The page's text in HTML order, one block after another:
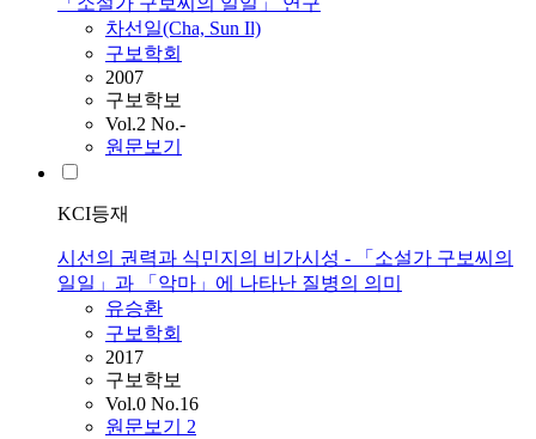
차선일(Cha, Sun Il)
구보학회
2007
구보학보
Vol.2 No.-
원문보기
KCI등재
시선의 권력과 식민지의 비가시성 - 「소설가 구보씨의
일일」과 「악마」에 나타난 질병의 의미
유승환
구보학회
2017
구보학보
Vol.0 No.16
원문보기 2